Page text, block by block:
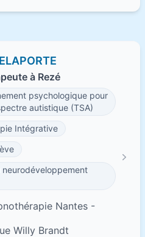
à Rezé
psychologique pour
autistique (TSA)
Intégrative
neurodéveloppement
Nantes -
Willy Brandt